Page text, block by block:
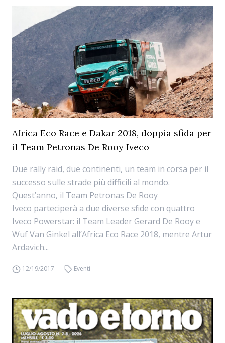
Africa Eco Race e Dakar 2018, doppia sfida per
il Team Petronas De Rooy Iveco
Due rally raid, due continenti, un team in corsa per il
successo sulle strade più difficili al mondo.
Quest’anno, il Team Petronas De Rooy
Iveco parteciperà a due diverse sfide con quattro
Iveco Powerstar: il Team Leader Gerard De Rooy e
Wuf Van Ginkel all’Africa Eco Race 2018, mentre Artur
Ardavich...
12/19/2017 Eventi